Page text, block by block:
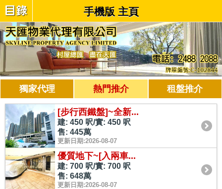
手機版 主頁
獨家代理 熱門推介 租盤推介
[步行西鐵盤]~全新...
建: 450 呎/實: 450 呎
售: 445萬
更新日期:2026-08-07
優質地下~[入兩車...
建: 700 呎/實: 700 呎
售: 648萬
更新日期:2026-08-07